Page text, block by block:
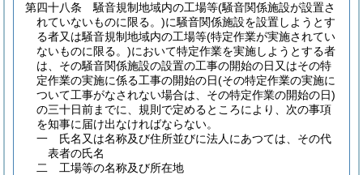
第四十八条
騒音規制地域内の工場等(騒音関係施設が設置さ
れていないものに限る。)に騒音関係施設を設置しようとす
る者又は騒音規制地域内の工場等(特定作業が実施されてい
ないものに限る。)において特定作業を実施しようとする者
は、その騒音関係施設の設置の工事の開始の日又はその特
定作業の実施に係る工事の開始の日(その特定作業の実施に
ついて工事がなされない場合は、その特定作業の開始の日)
の三十日前までに、規則で定めるところにより、次の事項
を知事に届け出なければならない。
一
氏名又は名称及び住所並びに法人にあつては、その代
表者の氏名
二
工場等の名称及び所在地